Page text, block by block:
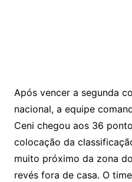
Após vencer a segunda
nacional, a equipe
Ceni chegou aos 36
colocação da
muito próximo da zona
revés fora de casa. O